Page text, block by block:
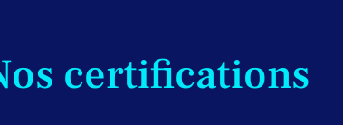
certifications